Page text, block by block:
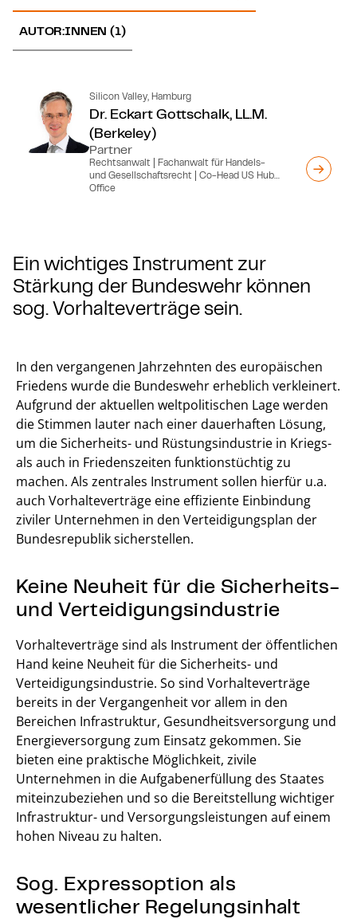
AUTOR:INNEN (1)
Silicon Valley, Hamburg
Dr. Eckart Gottschalk, LL.M.
(Berkeley)
Partner
Rechtsanwalt | Fachanwalt für Handels-
und Gesellschaftsrecht | Co-Head US Hub
Office
Ein wichtiges Instrument zur
Stärkung der Bundeswehr können
sog. Vorhalteverträge sein.
In den vergangenen Jahrzehnten des europäischen
Friedens wurde die Bundeswehr erheblich verkleinert.
Aufgrund der aktuellen weltpolitischen Lage werden
die Stimmen lauter nach einer dauerhaften Lösung,
um die Sicherheits- und Rüstungsindustrie in Kriegs-
als auch in Friedenszeiten funktionstüchtig zu
machen. Als zentrales Instrument sollen hierfür u.a.
auch Vorhalteverträge eine effiziente Einbindung
ziviler Unternehmen in den Verteidigungsplan der
Bundesrepublik sicherstellen.
Keine Neuheit für die Sicherheits-
und Verteidigungsindustrie
Vorhalteverträge sind als Instrument der öffentlichen
Hand keine Neuheit für die Sicherheits- und
Verteidigungsindustrie. So sind Vorhalteverträge
bereits in der Vergangenheit vor allem in den
Bereichen Infrastruktur, Gesundheitsversorgung und
Energieversorgung zum Einsatz gekommen. Sie
bieten eine praktische Möglichkeit, zivile
Unternehmen in die Aufgabenerfüllung des Staates
miteinzubeziehen und so die Bereitstellung wichtiger
Infrastruktur- und Versorgungsleistungen auf einem
hohen Niveau zu halten.
Sog. Expressoption als
wesentlicher Regelungsinhalt